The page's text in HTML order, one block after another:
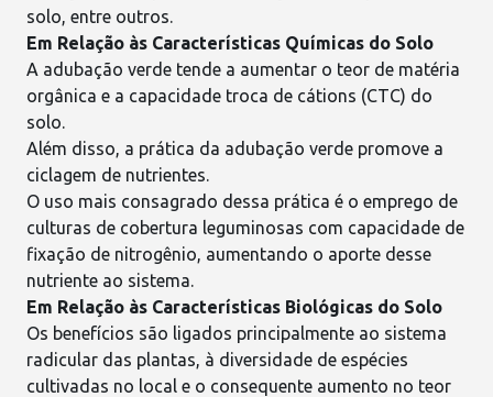
solo, entre outros.
Em Relação às Características Químicas do Solo
A adubação verde tende a aumentar o teor de matéria
orgânica e a capacidade troca de cátions (CTC) do
solo.
Além disso, a prática da adubação verde promove a
ciclagem de nutrientes
O uso mais consagrado dessa prática é o emprego de
culturas de cobertura leguminosas com capacidade de
fixação de nitrogênio , aumentando o aporte desse
nutriente ao sistema.
Em Relação às Características Biológicas do Solo
Os benefícios são ligados principalmente ao sistema
radicular das plantas, à diversidade de espécies
cultivadas no local e o consequente aumento no teor